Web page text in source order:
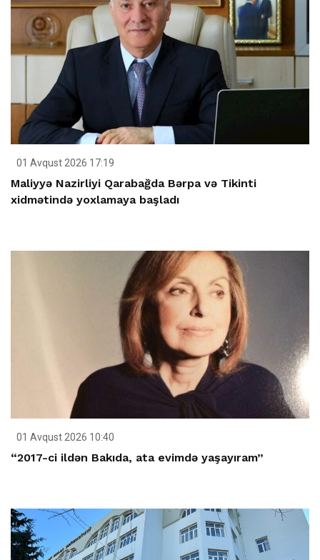
01 Avqust 2026 17:19
Maliyyə Nazirliyi Qarabağda Bərpa və Tikinti
xidmətində yoxlamaya başladı
01 Avqust 2026 10:40
“2017-ci ildən Bakıda, ata evimdə yaşayıram”